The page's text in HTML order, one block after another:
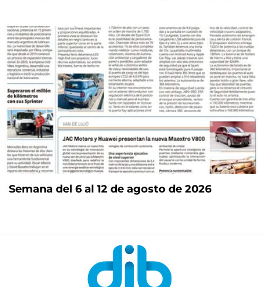
Semana del 6 al 12 de agosto de 2026